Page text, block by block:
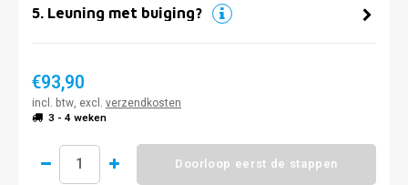
5. Leuning met buiging?
€93,90
incl. btw, excl. verzendkosten
3 - 4 weken
Doorloop eerst de stappen